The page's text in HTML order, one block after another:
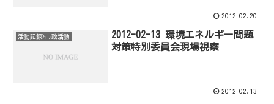
2012.02.20
活動記録>市政活動
2012-02-13 環境エネルギー問題
対策特別委員会現場視察
2012.02.13